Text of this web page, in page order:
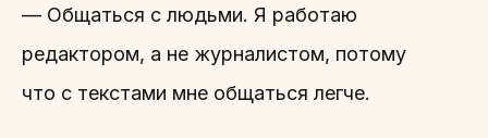
— Общаться с людьми. Я работаю
редактором, а не журналистом, потому
что с текстами мне общаться легче.